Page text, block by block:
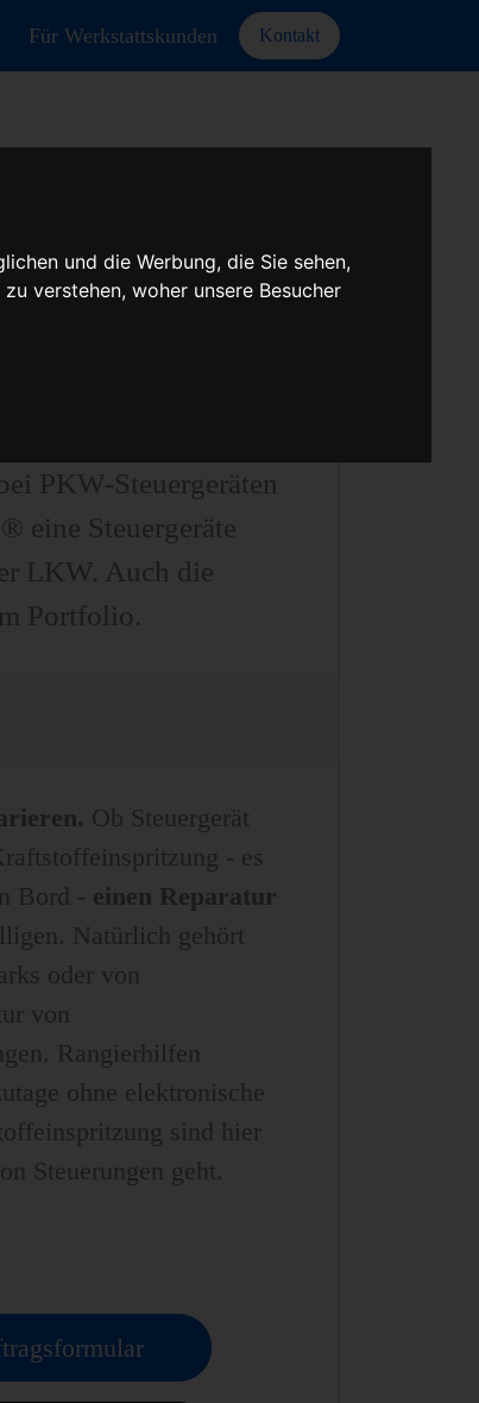
und die Werbung, die Sie sehen,
verstehen, woher unsere Besucher
Für Werkstattskunden Kontakt
aller Art,
PKW-Steuergeräten
eine Steuergeräte
LKW. Auch die
Portfolio.
Ob Steuergerät
- es
Bord - einen Reparatur
Natürlich gehört
oder von
von
Rangierhilfen
ohne elektronische
sind hier
Steuerungen geht.